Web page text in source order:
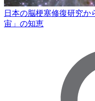
日本の脳梗塞修復研究
宙」の知恵